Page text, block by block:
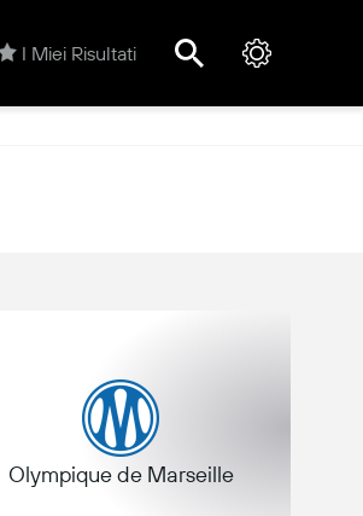
I Miei Risultati
Olympique de Marseille